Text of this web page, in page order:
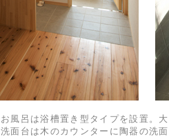
お風呂は浴槽置き型タイプを設置。
洗面台は木のカウンターに陶器の洗